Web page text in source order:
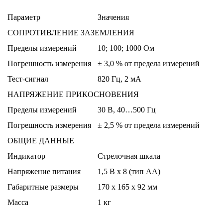
Параметр
Значения
СОПРОТИВЛЕНИЕ ЗАЗЕМЛЕНИЯ
Пределы измерений
10; 100; 1000 Ом
Погрешность измерения
± 3,0 % от предела измерений
Тест-сигнал
820 Гц, 2 мА
НАПРЯЖЕНИЕ ПРИКОСНОВЕНИЯ
Пределы измерений
30 В, 40…500 Гц
Погрешность измерения
± 2,5 % от предела измерений
ОБЩИЕ ДАННЫЕ
Индикатор
Стрелочная шкала
Напряжение питания
1,5 В х 8 (тип АА)
Габаритные размеры
170 х 165 х 92 мм
Масса
1 кг